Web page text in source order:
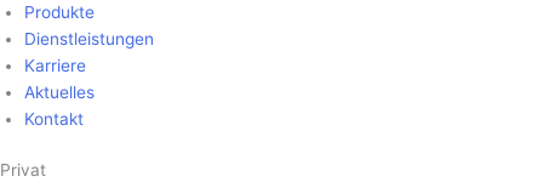
Produkte
Dienst­leistungen
Karriere
Aktuelles
Kontakt
Privat